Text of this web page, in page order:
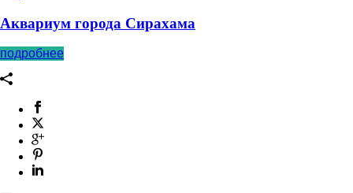
Аквариум города Сирахама
подробнее